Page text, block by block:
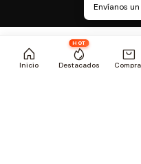
Inicio
HOT
Destacados
Envíanos